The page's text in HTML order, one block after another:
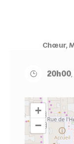
Chœur,
20h00
+
−